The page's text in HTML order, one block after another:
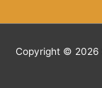
v
Copyright © 2026